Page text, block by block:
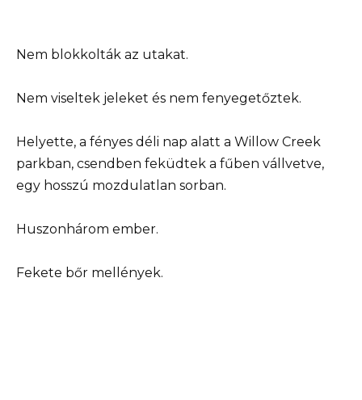
Nem blokkolták az utakat.
Nem viseltek jeleket és nem fenyegetőztek.
Helyette, a fényes déli nap alatt a Willow Creek
parkban, csendben feküdtek a fűben vállvetve,
egy hosszú mozdulatlan sorban.
Huszonhárom ember.
Fekete bőr mellények.